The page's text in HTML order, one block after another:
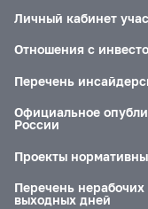
Личный кабинет
Отношения с
Перечень
Официальное
России
Проекты
Перечень
выходных дней